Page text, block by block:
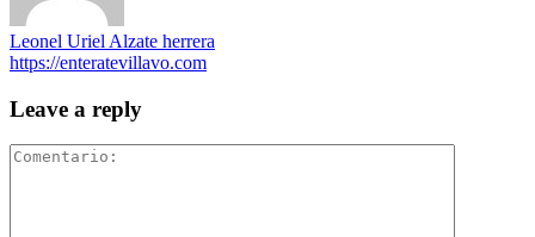
Leonel Uriel Alzate herrera
https://enteratevillavo.com
Leave a reply